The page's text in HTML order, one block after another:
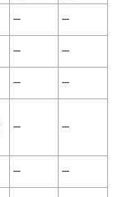
ー ー
ー ー
ー ー
ー ー
ー ー